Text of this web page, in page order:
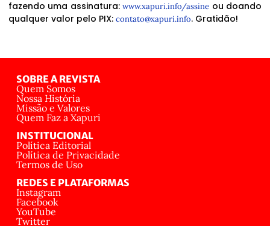
fazendo uma assinatura:www.xapuri.info/assine ou doando
qualquer valor pelo PIX: contato@xapuri.info. Gratidão!
SOBRE A REVISTA
Quem Somos
Nossa História
Missão e Valores
Quem Faz a Xapuri
INSTITUCIONAL
Política Editorial
Política de Privacidade
Termos de Uso
REDES E PLATAFORMAS
Instagram
Facebook
YouTube
Twitter